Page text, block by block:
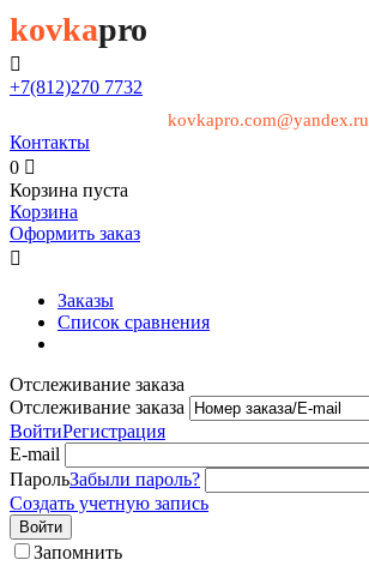
kovkapro

+7(812)270 7732
kovkapro.com@yandex.ru
Контакты
0 
Корзина пуста
Корзина
Оформить заказ

Заказы
Список сравнения
Отслеживание заказа
Отслеживание заказа
ВойтиРегистрация
E-mail
ПарольЗабыли пароль?
Создать учетную запись
Войти
Запомнить